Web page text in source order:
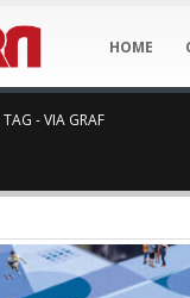
HOME
TAG -VIA GRAF